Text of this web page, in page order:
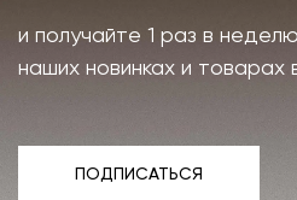
и получайте 1 раз в
наших новинках и товарах
ПОДПИСАТЬСЯ